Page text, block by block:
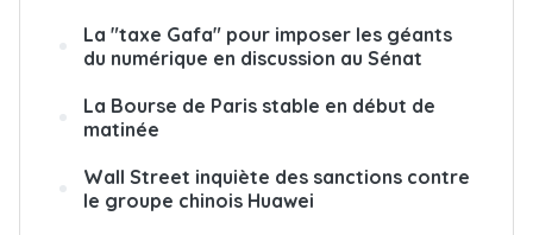
La "taxe Gafa" pour imposer les géants
du numérique en discussion au Sénat
La Bourse de Paris stable en début de
matinée
Wall Street inquiète des sanctions contre
le groupe chinois Huawei